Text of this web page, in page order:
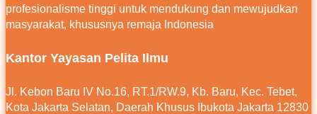
profesionalisme tinggi untuk mendukung dan mewujudkan
masyarakat, khususnya remaja Indonesia
Kantor Yayasan Pelita Ilmu
Jl. Kebon Baru IV No.16, RT.1/RW.9, Kb. Baru, Kec. Tebet,
Kota Jakarta Selatan, Daerah Khusus Ibukota Jakarta 12830